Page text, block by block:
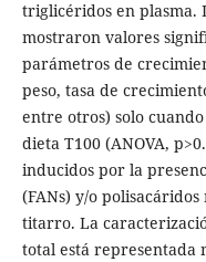
triglicéridos en plasma.
mostraron valores
parámetros de
peso, tasa de
entre otros) solo
dieta T100 (ANOVA,
inducidos por la
(FANs) y/o
titarro. La
total está representada